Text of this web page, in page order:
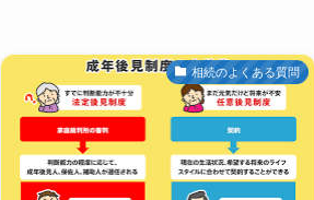
相続のよくある質問